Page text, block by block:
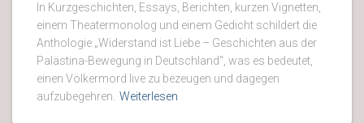
In Kurzgeschichten, Essays, Berichten, kurzen Vignetten,
einem Theatermonolog und einem Gedicht schildert die
Anthologie „Widerstand ist Liebe – Geschichten aus der
Palästina-Bewegung in Deutschland“, was es bedeutet,
einen Völkermord live zu bezeugen und dagegen
aufzubegehren. Weiterlesen